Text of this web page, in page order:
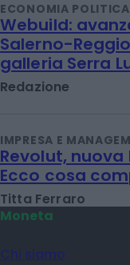
ECONOMIA POLITICA
Webuild:
Salerno-
galleria Serra
Redazione
IMPRESA E
Revolut,
Ecco cosa
Titta Ferraro
Moneta
Chi siamo